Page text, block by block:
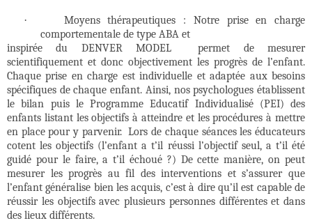
·
Moyens thérapeutiques : Notre prise en charge
comportementale de type ABA et
inspirée du DENVER MODEL
permet de mesurer
scientifiquement et donc objectivement les progrès de l’enfant.
Chaque prise en charge est individuelle et adaptée aux besoins
spécifiques de chaque enfant. Ainsi, nos psychologues établissent
le bilan puis le Programme Educatif Individualisé (PEI) des
enfants listant les objectifs à atteindre et les procédures à mettre
en place pour y parvenir. Lors de chaque séances les éducateurs
cotent les objectifs (l’enfant a t’il réussi l’objectif seul, a t’il été
guidé pour le faire, a t’il échoué ?) De cette manière, on peut
mesurer les progrès au fil des interventions et s’assurer que
l’enfant généralise bien les acquis, c’est à dire qu’il est capable de
réussir les objectifs avec plusieurs personnes différentes et dans
des lieux différents.